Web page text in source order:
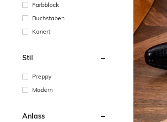
Farbblock
Buchstaben
Kariert
Stil
Preppy
Modern
Anlass